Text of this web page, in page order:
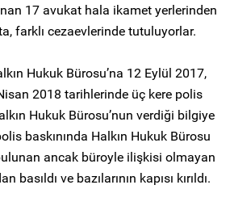
17 avukat hala ikamet yerlerinden
farklı cezaevlerinde tutuluyorlar.
Hukuk Bürosu’na 12 Eylül 2017,
2018 tarihlerinde üç kere polis
Hukuk Bürosu’nun verdiği bilgiye
baskınında Halkın Hukuk Bürosu
ancak büroyle ilişkisi olmayan
basıldı ve bazılarının kapısı kırıldı.